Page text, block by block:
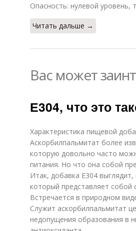
Опасность: нулевой уровень,
Читать дальше →
Вас может
Е304, что это
Характеристика пищевой
Аскорбилпальмитат более
которую довольно часто
питания. Но что она собой
Итак, добавка Е304
который представляет
Встречается в природном
Служит аскорбилпальмитат
недопущения образования в